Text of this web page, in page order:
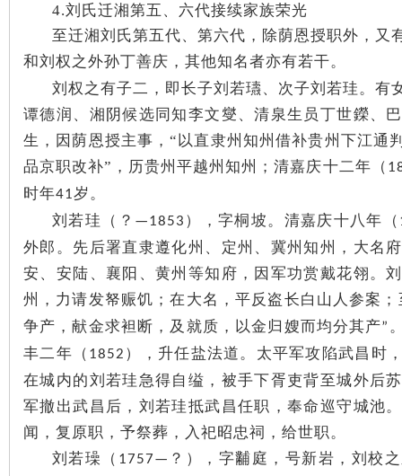
4.刘氏迁湘第五、六代接续家族荣光
至迁湘刘氏第五代、第六代，除荫恩授职外，又
和刘权之外孙丁善庆，其他知名者亦有若干。
刘权之有子二，即长子刘若瓙、次子刘若珪。有
谭德润、湘阴候选同知李文燮、清泉生员丁世鑅、
生，因荫恩授主事，“以直隶州知州借补贵州下江通
品京职改补” ，历贵州平越州知州；清嘉庆十二年（
时年41岁。
刘若珪（？ —1853 ），字桐坡。清嘉庆十八年（
外郎。先后署直隶遵化州、定州、冀州知州，大名
安、安陆、襄阳、黄州等知府，因军功赏戴花翎。
州，力请发帑赈饥；在大名，平反盗长白山人参案
争产，献金求袒断，及就质，以金归嫂而均分其产”
丰二年（ 1852 ），升任盐法道。太平军攻陷武昌时
在城内的刘若珪急得自缢，被手下胥吏背至城外后
军撤出武昌后，刘若珪抵武昌任职，奉命巡守城池
闻，复原职，予祭葬，入祀昭忠祠，给世职。
刘若璪（ 1757— ？），字黼庭，号新岩，刘校